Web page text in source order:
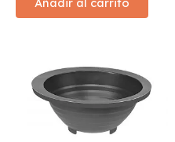
Añadir al carrito